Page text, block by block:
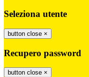
Seleziona utente
button close ×
Recupero password
button close ×